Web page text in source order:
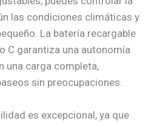
las condiciones climáticas y
La batería recargable
C garantiza una autonomía
una carga completa,
sin preocupaciones.
es excepcional, ya que